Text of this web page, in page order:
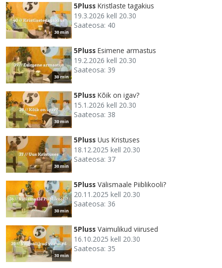
30 min
5Pluss Kristlaste tagakius
19.3.2026 kell 20.30
Saateosa: 40
30 min
5Pluss Esimene armastus
19.2.2026 kell 20.30
Saateosa: 39
30 min
5Pluss Kõik on igav?
15.1.2026 kell 20.30
Saateosa: 38
30 min
5Pluss Uus Kristuses
18.12.2025 kell 20.30
Saateosa: 37
30 min
5Pluss Välismaale Piiblikooli?
20.11.2025 kell 20.30
Saateosa: 36
30 min
5Pluss Vaimulikud viirused
16.10.2025 kell 20.30
Saateosa: 35